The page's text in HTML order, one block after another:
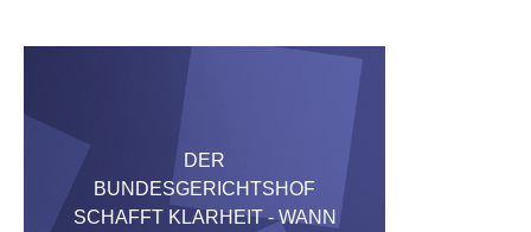
DER
BUNDESGERICHTSHOF
SCHAFFT KLARHEIT - WANN